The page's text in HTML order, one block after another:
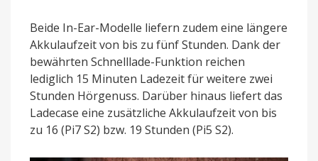
Beide In-Ear-Modelle liefern zudem eine längere
Akkulaufzeit von bis zu fünf Stunden. Dank der
bewährten Schnelllade-Funktion reichen
lediglich 15 Minuten Ladezeit für weitere zwei
Stunden Hörgenuss. Darüber hinaus liefert das
Ladecase eine zusätzliche Akkulaufzeit von bis
zu 16 (Pi7 S2) bzw. 19 Stunden (Pi5 S2).